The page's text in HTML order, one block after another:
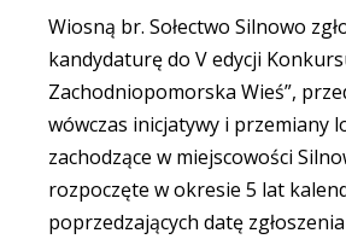
Wiosną br. Sołectwo Silnowo
kandydaturę do V edycji
Zachodniopomorska Wieś”,
wówczas inicjatywy i przemiany
zachodzące w miejscowości
rozpoczęte w okresie 5 lat
poprzedzających datę